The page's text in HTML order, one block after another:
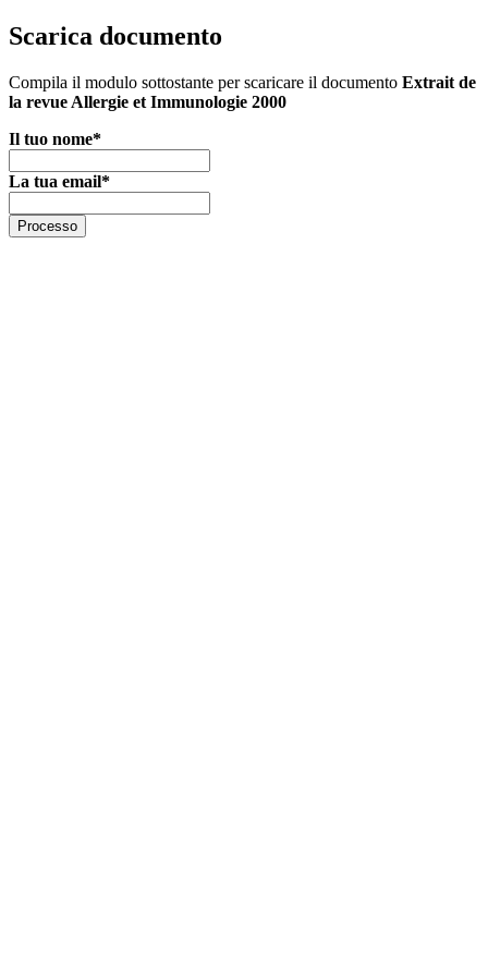
Scarica documento
Compila il modulo sottostante per scaricare il documento Extrait de
la revue Allergie et Immunologie 2000
Il tuo nome*
La tua email*